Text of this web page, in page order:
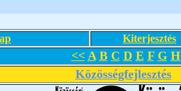
Kiterjesztés
<< A B C D E F G H
Közösségfejlesztés